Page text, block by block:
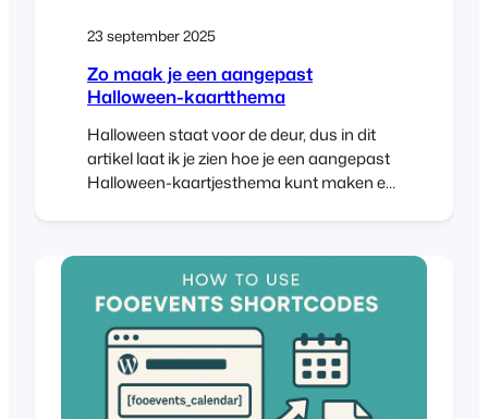
23 september 2025
Zo maak je een aangepast
Halloween-kaartthema
Halloween staat voor de deur, dus in dit
artikel laat ik je zien hoe je een aangepast
Halloween-kaartjesthema kunt maken en
passen, transformeren we het Pavilion
Ticket Theme in een griezelig, op
Halloween geïnspireerd ontwerp dat
perfect is voor je volgende Halloween-
evenement. A